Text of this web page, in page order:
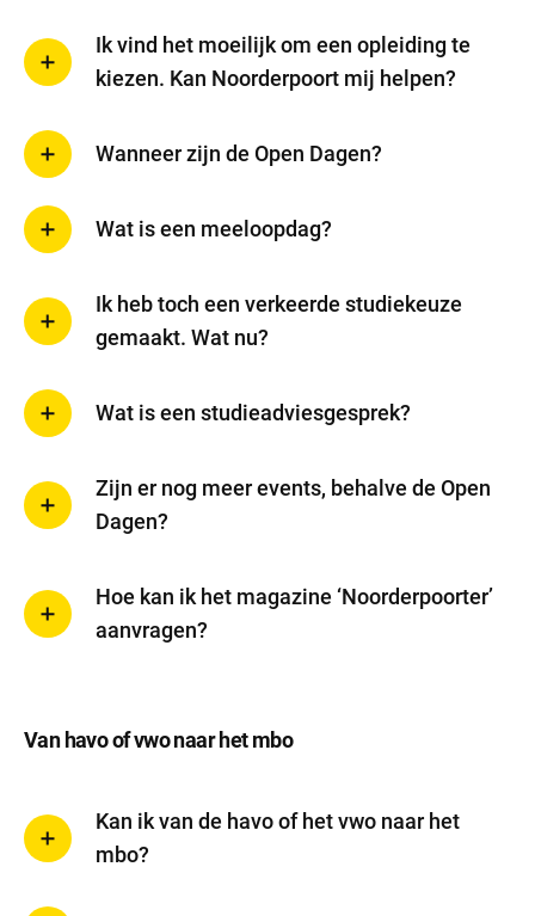
Sluit
Noodzakelijke cookies
Noodzakelijke cookies zijn noodzakelijk om de website te laten
Functionele cookies
Functionele cookies hebben een functionele rol binnen de
website. De cookies zorgen ervoor dat de website goed
Analytische cookies geven ons inzicht in hoe de website wordt
gebruikt. Op basis van deze informatie kunnen wij deze website
kunnen tonen op advertentieplatformen zoals Facebook en
Google. De cookies delen individuele gegevens over jouw
surfgedrag op onze website.
Ik vind het moeilijk om een opleiding te
kiezen. Kan Noorderpoort mij helpen?
Wanneer zijn de Open Dagen?
Wat is een meeloopdag?
Ik heb toch een verkeerde studiekeuze
gemaakt. Wat nu?
Wat is een studieadviesgesprek?
Zijn er nog meer events, behalve de Open
Dagen?
Hoe kan ik het magazine ‘Noorderpoorter’
aanvragen?
Van havo of vwo naar het mbo
Kan ik van de havo of het vwo naar het
mbo?